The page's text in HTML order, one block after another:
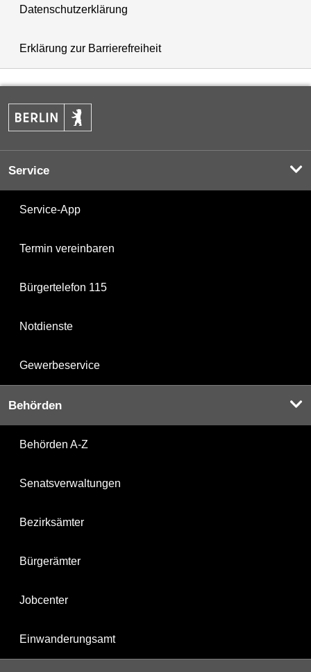
Datenschutzerklärung
Erklärung zur Barrierefreiheit
Service
Service-App
Termin vereinbaren
Bürgertelefon 115
Notdienste
Gewerbeservice
Behörden
Behörden A-Z
Senatsverwaltungen
Bezirksämter
Bürgerämter
Jobcenter
Einwanderungsamt